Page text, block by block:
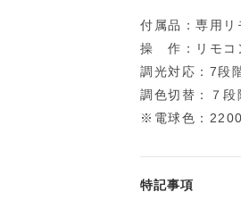
付属品：専用リ
操 作：リモコ
調光対応：7段
調色切替：７
※電球色：
特記事項